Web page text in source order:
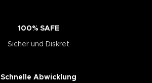
100% SAFE
Sicher und Diskret
Schnelle Abwicklung